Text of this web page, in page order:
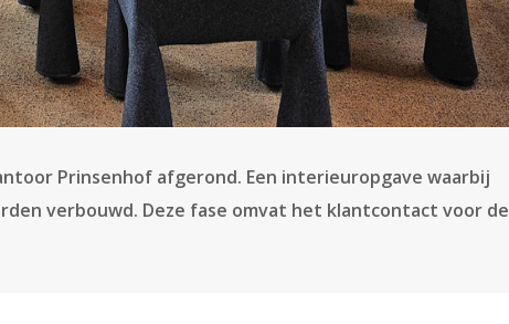
Prinsenhof afgerond. Een interieuropgave waarbij
verbouwd. Deze fase omvat het klantcontact voor de